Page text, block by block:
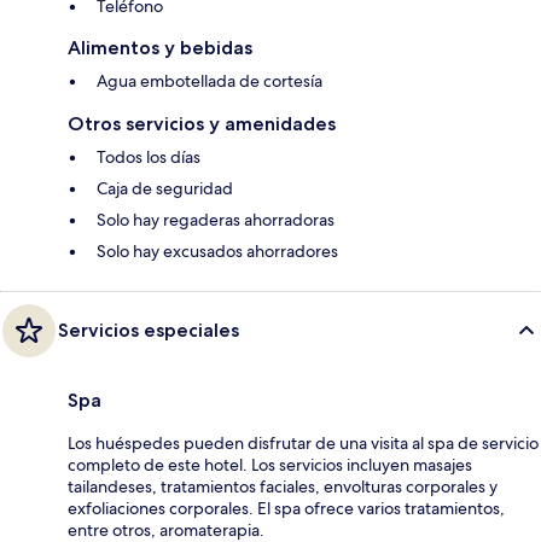
Teléfono
Alimentos y bebidas
Agua embotellada de cortesía
Otros servicios y amenidades
Todos los días
Caja de seguridad
Solo hay regaderas ahorradoras
Solo hay excusados ahorradores
Servicios especiales
Spa
Los huéspedes pueden disfrutar de una visita al spa de servicio
completo de este hotel. Los servicios incluyen masajes
tailandeses, tratamientos faciales, envolturas corporales y
exfoliaciones corporales. El spa ofrece varios tratamientos,
entre otros, aromaterapia.